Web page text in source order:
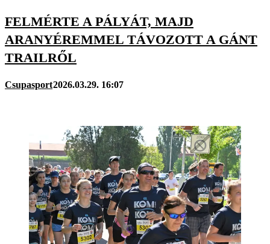
FELMÉRTE A PÁLYÁT, MAJD
ARANYÉREMMEL TÁVOZOTT A GÁNT
TRAILRŐL
Csupasport2026.03.29. 16:07